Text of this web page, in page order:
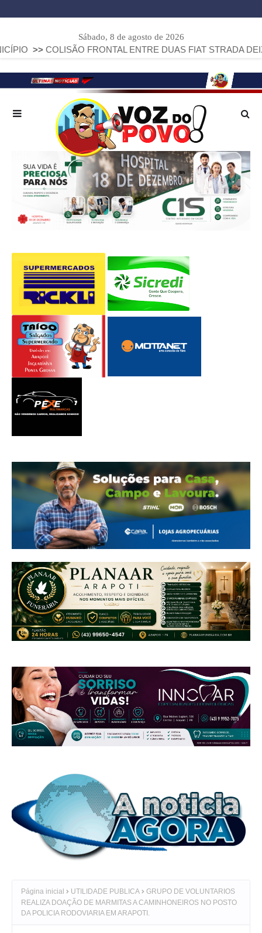
Sábado, 8 de agosto de 2026
COLISÃO FRONTAL ENTRE DUAS FIAT STRADA DEIXA
Página inicial UTILIDADE PUBLICA
GRUPO DE VOLUNTARIOS
REALIZA DOAÇÃO DE MARMITAS A CAMINHONEIROS NO POSTO
DA POLICIA RODOVIARIA EM ARAPOTI.